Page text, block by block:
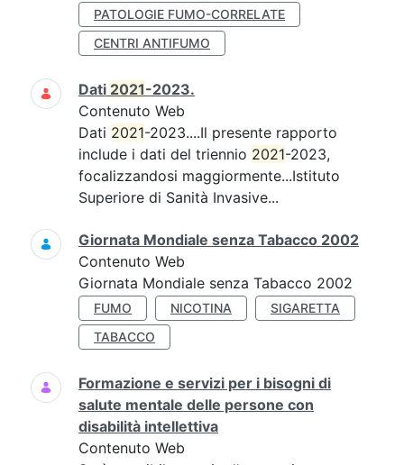
PATOLOGIE FUMO-CORRELATE
CENTRI ANTIFUMO
Dati 2021-2023.
Contenuto Web
Dati 2021-2023....Il presente rapporto
include i dati del triennio 2021-2023,
focalizzandosi maggiormente...Istituto
Superiore di Sanità Invasive...
Giornata Mondiale senza Tabacco 2002
Contenuto Web
Giornata Mondiale senza Tabacco 2002
FUMO NICOTINA
SIGARETTA
TABACCO
Formazione e servizi per i bisogni di
salute mentale delle persone con
disabilità intellettiva
Contenuto Web